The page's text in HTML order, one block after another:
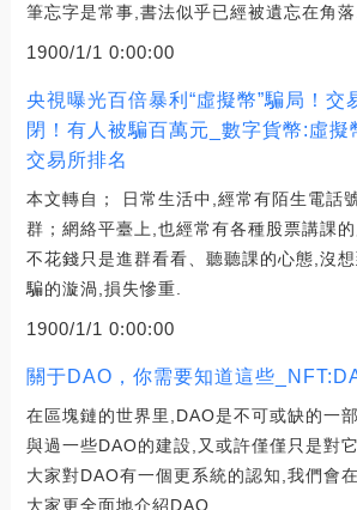
筆忘字是常事,書法似乎已經被遺忘在角落.
1900/1/1 0:00:00
央視曝光百倍暴利“虛擬幣”騙局！交
閉！有人被騙百萬元_數字貨幣:虛擬
交易所排名
本文轉自； 日常生活中,經常有陌生電話
群；網絡平臺上,也經常有各種股票講課
不花錢只是進群看看、聽聽課的心態,沒
騙的漩渦,損失慘重.
1900/1/1 0:00:00
關于DAO，你需要知道這些
在區塊鏈的世界里,DAO是不可或缺的一
與過一些DAO的建設,又或許僅僅只是對
大家對DAO有一個更系統的認知,我們會
大家更全面地介紹DAO.